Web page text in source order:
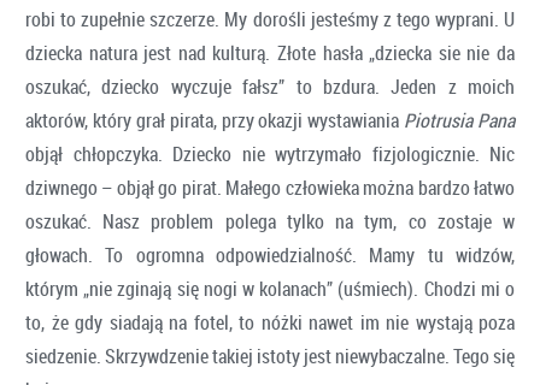
robi to zupełnie szczerze. My dorośli jesteśmy z tego wyprani. U
dziecka natura jest nad kulturą. Złote hasła „dziecka sie nie da
oszukać, dziecko wyczuje fałsz” to bzdura. Jeden z moich
aktorów, który grał pirata, przy okazji wystawiania Piotrusia Pana
objął chłopczyka. Dziecko nie wytrzymało fizjologicznie. Nic
dziwnego – objął go pirat. Małego człowieka można bardzo łatwo
oszukać. Nasz problem polega tylko na tym, co zostaje w
głowach. To ogromna odpowiedzialność. Mamy tu widzów,
którym „nie zginają się nogi w kolanach” (uśmiech). Chodzi mi o
to, że gdy siadają na fotel, to nóżki nawet im nie wystają poza
siedzenie. Skrzywdzenie takiej istoty jest niewybaczalne. Tego się